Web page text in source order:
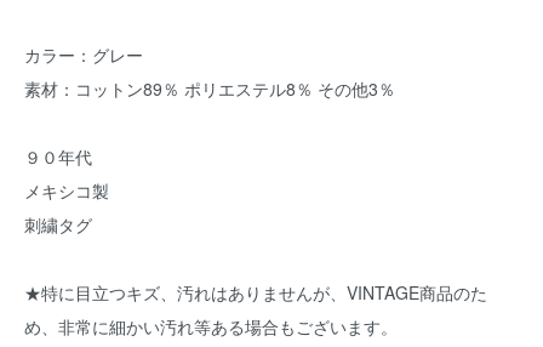
カラー：グレー
素材：コットン89％ ポリエステル8％ その他3％
９０年代
メキシコ製
刺繍タグ
★特に目立つキズ、汚れはありませんが、VINTAGE商品のた
め、非常に細かい汚れ等ある場合もございます。